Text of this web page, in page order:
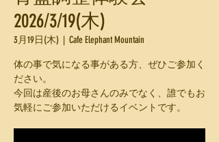
2026/3/19(木)
3月19日(木)
  |
Cafe Elephant Mountain
体の事で気になる事がある方、ぜひご参加く
ださい。
今回は産後のお母さんのみでなく、誰でもお
気軽にご参加いただけるイベントです。